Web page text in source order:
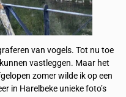
van vogels. Tot nu toe
vastleggen. Maar het
zomer wilde ik op een
in Harelbeke unieke foto’s